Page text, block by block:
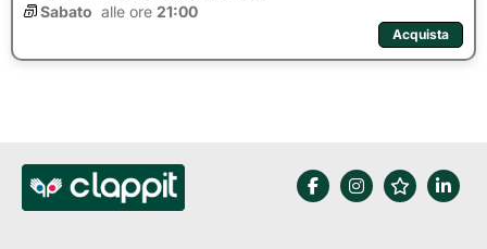
Sabato alle ore 21:00
Acquista